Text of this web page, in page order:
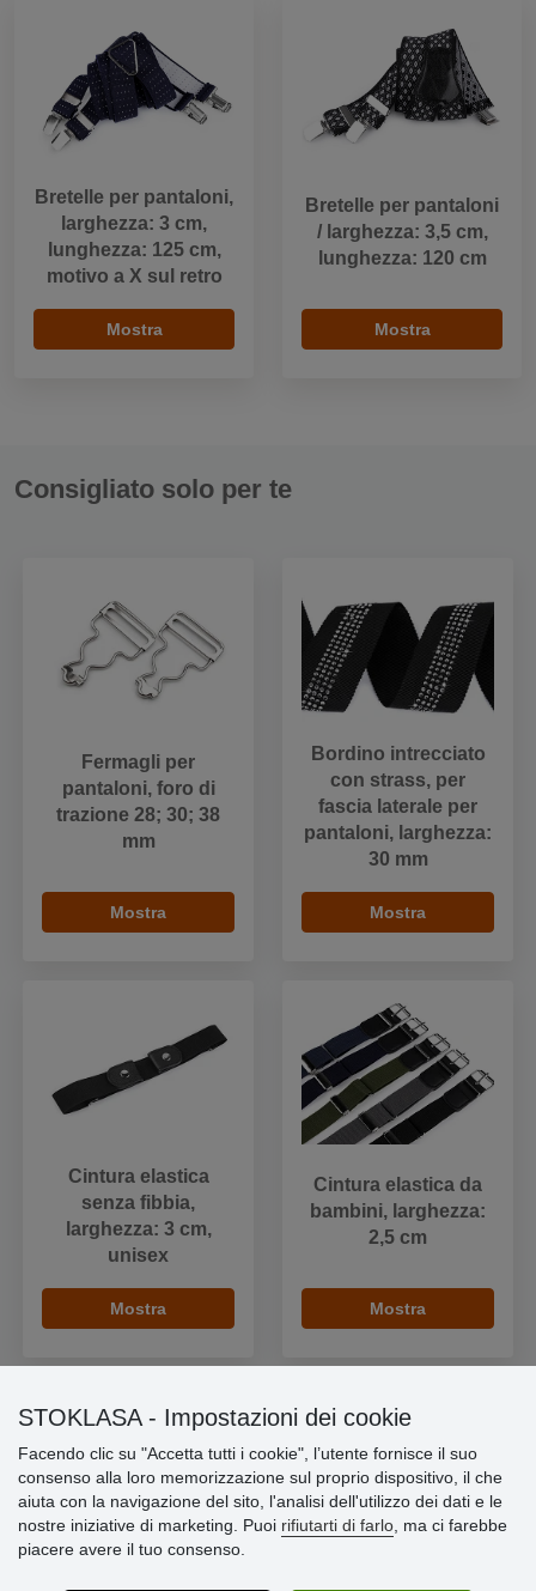
Bretelle per pantaloni,
larghezza: 3 cm,
lunghezza: 125 cm,
motivo a X sul retro
Mostra
Bretelle per pantaloni
/ larghezza: 3,5 cm,
lunghezza: 120 cm
Mostra
Consigliato solo per te
Fermagli per
pantaloni, foro di
trazione 28; 30; 38
mm
Mostra
Bordino intrecciato
con strass, per
fascia laterale per
pantaloni, larghezza:
30 mm
Mostra
Cintura elastica
senza fibbia,
larghezza: 3 cm,
unisex
Mostra
Cintura elastica da
bambini, larghezza:
2,5 cm
Mostra
Informazioni importanti
» Impostazioni dei cookie
» Termini & Condizioni
» Informativa sulla Privacy
STOKLASA - Impostazioni dei cookie
Facendo clic su "Accetta tutti i cookie", l’utente fornisce il suo
consenso alla loro memorizzazione sul proprio dispositivo, il che
aiuta con la navigazione del sito, l'analisi dell'utilizzo dei dati e le
nostre iniziative di marketing. Puoi rifiutarti di farlo , ma ci farebbe
piacere avere il tuo consenso.